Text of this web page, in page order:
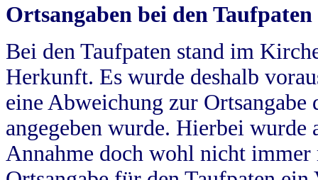
Ortsangaben bei den Taufpaten
Bei den Taufpaten stand im
Herkunft. Es wurde deshalb
eine Abweichung zur
angegeben wurde. Hierbei wurde
Annahme doch wohl nicht